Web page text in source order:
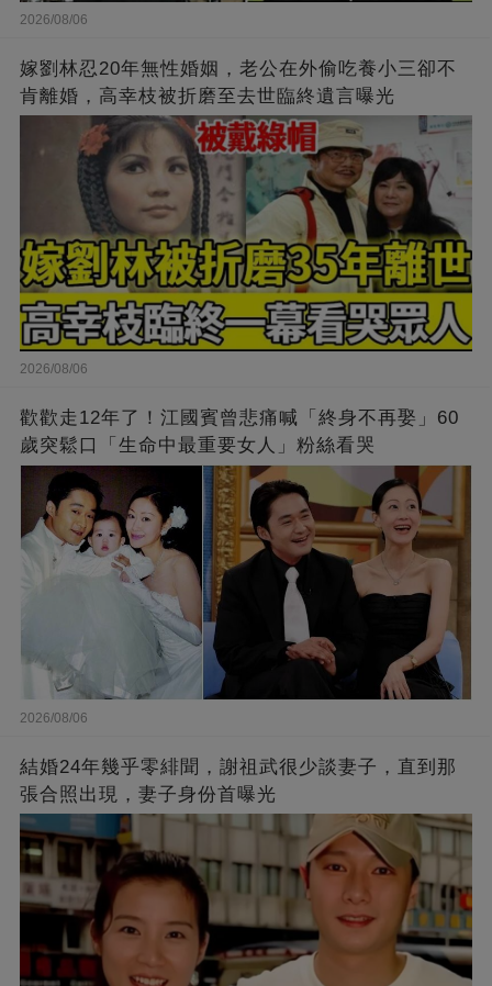
2026/08/06
嫁劉林忍20年無性婚姻，老公在外偷吃養小三卻不
肯離婚，高幸枝被折磨至去世臨終遺言曝光
2026/08/06
歡歡走12年了！江國賓曾悲痛喊「終身不再娶」60
歲突鬆口「生命中最重要女人」粉絲看哭
2026/08/06
結婚24年幾乎零緋聞，謝祖武很少談妻子，直到那
張合照出現，妻子身份首曝光